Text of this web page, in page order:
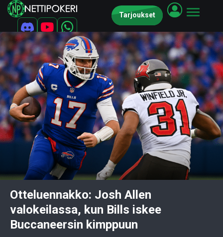
Tarjoukset
Otteluennakko: Josh Allen
valokeilassa, kun Bills iskee
Buccaneersin kimppuun